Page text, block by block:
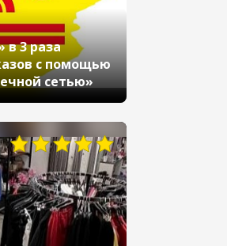
в 3 раза
с помощью
сетью»